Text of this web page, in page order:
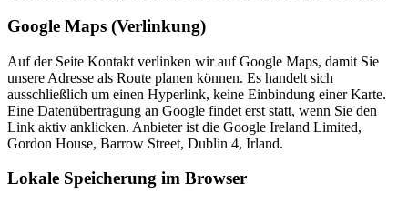
Google Maps (Verlinkung)
Auf der Seite Kontakt verlinken wir auf Google Maps, damit Sie
unsere Adresse als Route planen können. Es handelt sich
ausschließlich um einen Hyperlink, keine Einbindung einer Karte.
Eine Datenübertragung an Google findet erst statt, wenn Sie den
Link aktiv anklicken. Anbieter ist die Google Ireland Limited,
Gordon House, Barrow Street, Dublin 4, Irland.
Lokale Speicherung im Browser